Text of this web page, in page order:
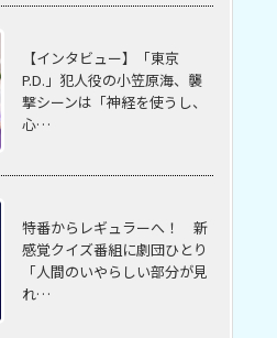
【インタビュー】「東京
P.D.」犯人役の小笠原海、襲
撃シーンは「神経を使うし、
心…
特番からレギュラーへ！ 新
感覚クイズ番組に劇団ひとり
「人間のいやらしい部分が見
れ…